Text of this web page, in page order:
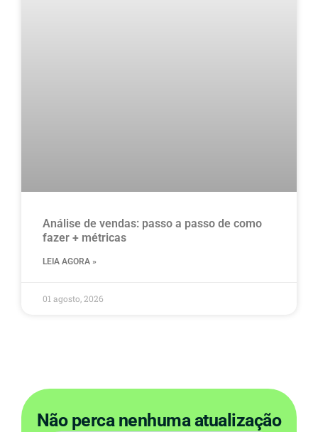
Análise de vendas: passo a passo de como
fazer + métricas
LEIA AGORA »
01 agosto, 2026
Não perca nenhuma atualização